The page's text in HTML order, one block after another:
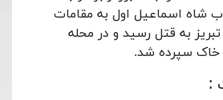
شاه اسماعیل اول به مقامات
تبریز به قتل رسید و در محله
خاک سپرده شد.
: